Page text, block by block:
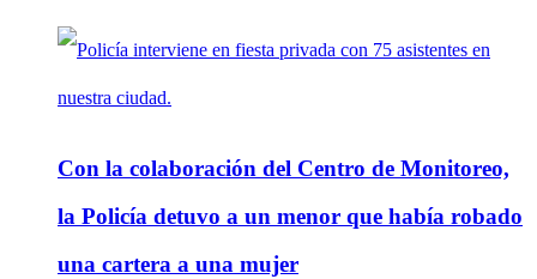
Con la colaboración del Centro de Monitoreo,
la Policía detuvo a un menor que había robado
una cartera a una mujer